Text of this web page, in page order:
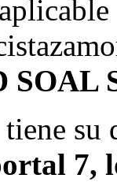
SOAL
7,